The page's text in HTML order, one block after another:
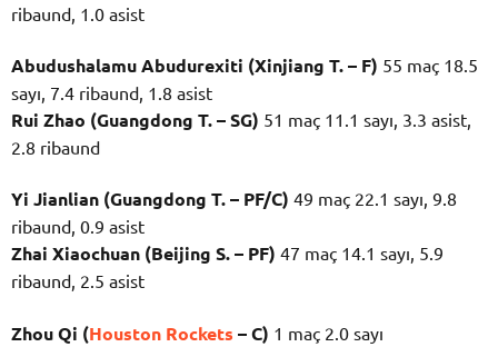
ribaund, 1.0 asist
Abudushalamu Abudurexiti (Xinjiang T. – F) 55 maç 18.5
sayı, 7.4 ribaund, 1.8 asist
Rui Zhao (Guangdong T. – SG) 51 maç 11.1 sayı, 3.3 asist,
2.8 ribaund
Yi Jianlian (Guangdong T. – PF/C) 49 maç 22.1 sayı, 9.8
ribaund, 0.9 asist
Zhai Xiaochuan (Beijing S. – PF) 47 maç 14.1 sayı, 5.9
ribaund, 2.5 asist
Zhou Qi (Houston Rockets – C) 1 maç 2.0 sayı